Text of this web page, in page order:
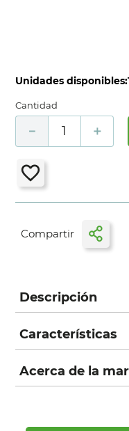
Unidades disponibles:
Cantidad
＋
－
Descripción
Características
Acerca de la